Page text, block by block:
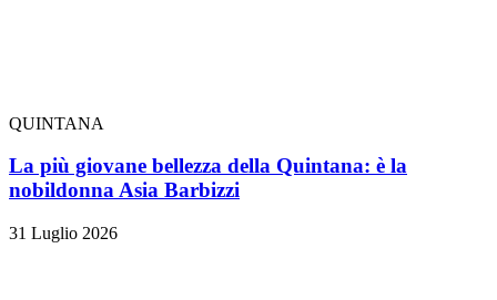
QUINTANA
La più giovane bellezza della Quintana: è la
nobildonna Asia Barbizzi
31 Luglio 2026